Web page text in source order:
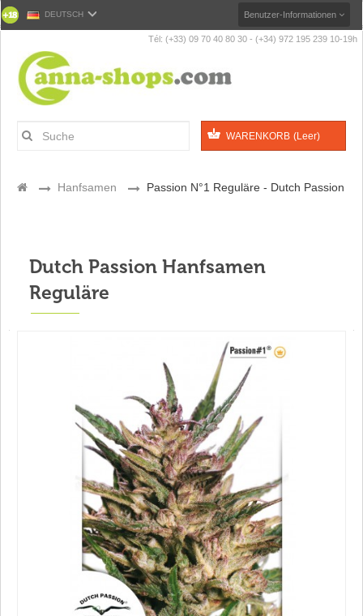
DEUTSCH Benutzer-Informationen
Tél: (+33) 09 70 40 80 30 - (+34) 972 195 239 10-19h
WARENKORB (Leer)
> Hanfsamen > Passion N°1 Reguläre - Dutch Passion
Dutch Passion Hanfsamen
Reguläre